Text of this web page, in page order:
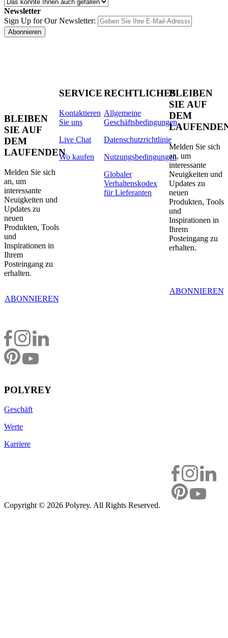
Newsletter
Sign Up for Our Newsletter:
Abonnieren
BLEIBEN
SIE AUF
DEM
LAUFENDEN
Melden Sie sich
an, um
interessante
Neuigkeiten und
Updates zu
neuen
Produkten, Tools
und
Inspirationen in
Ihrem
Posteingang zu
erhalten.
ABONNIEREN
POLYREY
Geschäft
Werte
Karriere
SERVICE
Kontaktieren
Sie uns
Live Chat
Wo kaufen
RECHTLICHES
Allgemeine
Geschäftsbedingungen
Datenschutzrichtlinie
Nutzungsbedingungen
Globaler
Verhaltenskodex
für Lieferanten
BLEIBEN
SIE AUF
DEM
Melden Sie sich
an, um
interessante
Neuigkeiten und
Updates zu
neuen
Produkten, Tools
und
Inspirationen in
Ihrem
Posteingang zu
erhalten.
ABONNIEREN
Copyright © 2026 Polyrey. All Rights Reserved.